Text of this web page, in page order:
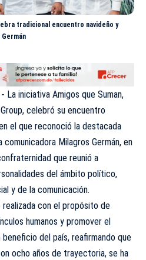
tradicional encuentro navideño y
La iniciativa Amigos que Suman,
, celebró su encuentro
el que reconoció la destacada
Milagros Germán, en
que reunió a
del ámbito político,
y de la comunicación.
con el propósito de
humanos y promover el
beneficio del país, reafirmando que
ocho años de trayectoria, se ha